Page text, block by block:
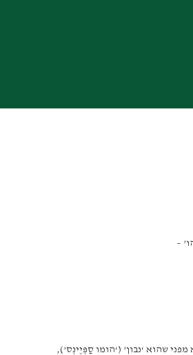
שהוא ‘נבון’ (‘הומו סַפְּיֶינְס’),